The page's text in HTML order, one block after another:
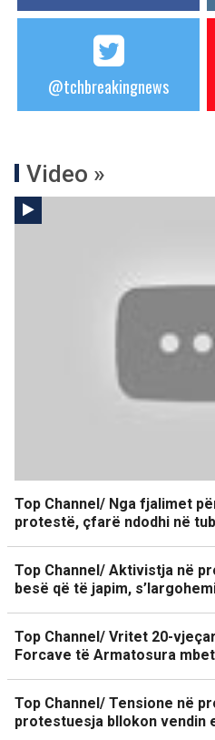
@tchbreakingnews
Video »
Top Channel/ Nga fjalimet
protestë, çfarë ndodhi në
Top Channel/ Aktivistja në
besë që të japim,
Top Channel/ Vritet 20-
Forcave të Armatosura
Top Channel/ Tensione në
protestuesja bllokon vendin